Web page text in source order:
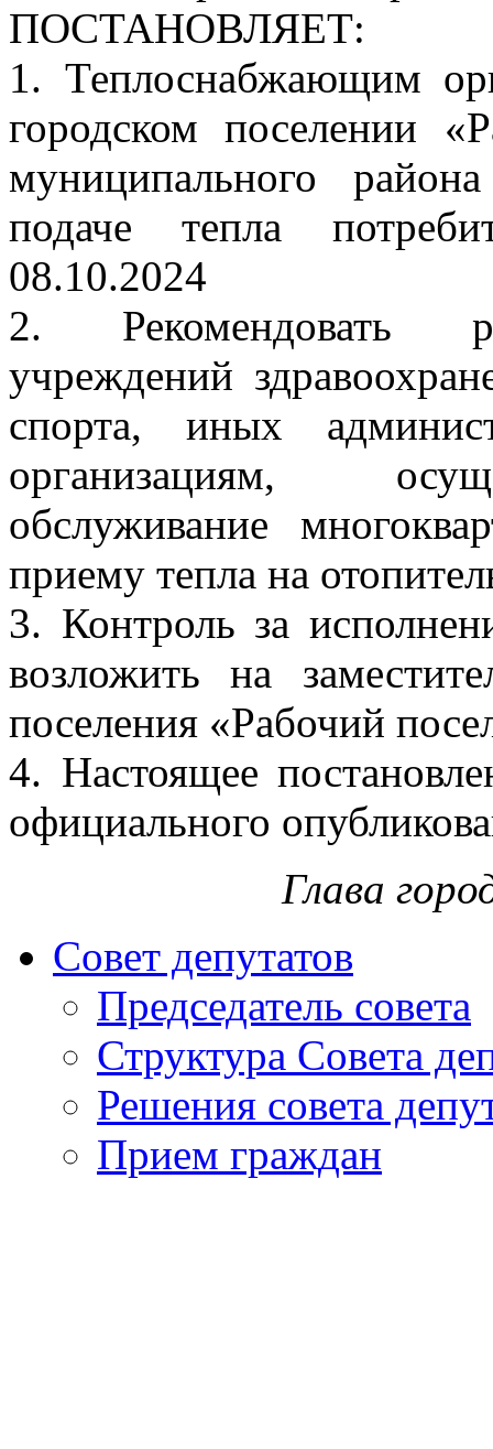
ПОСТАНОВЛЯЕТ:
1. Теплоснабжающим
городском поселении
муниципального
подаче тепла
08.10.2024
2. Рекомендовать
учреждений
спорта, иных
организациям,
обслуживание
приему тепла на
3. Контроль за
возложить на
поселения «Рабочий
4. Настоящее
официального
Глава
Совет депутатов
Председатель совета
Структура Совета
Решения совета
Прием граждан